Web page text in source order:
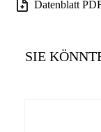
Datenblatt
SIE